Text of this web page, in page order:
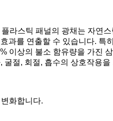
라스틱 패널의 광채는 자연
과를 연출할 수 있습니다.
이상의 불소 함유량을 가진
절, 회절, 흡수의 상호작용
화합니다.